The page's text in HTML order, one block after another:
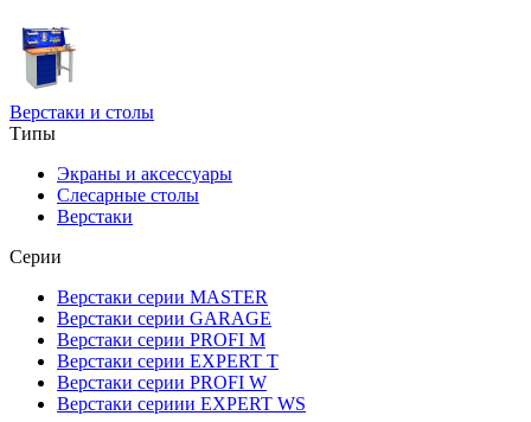
Верстаки и столы
Типы
Экраны и аксессуары
Слесарные столы
Верстаки
Серии
Верстаки серии MASTER
Верстаки серии GARAGE
Верстаки серии PROFI M
Верстаки серии EXPERT T
Верстаки серии PROFI W
Верстаки сериии EXPERT WS